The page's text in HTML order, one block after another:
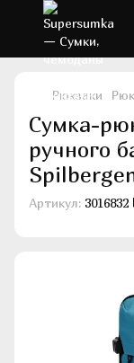
Рюкзаки
Сумка-
ручного
Артикул: 3016832